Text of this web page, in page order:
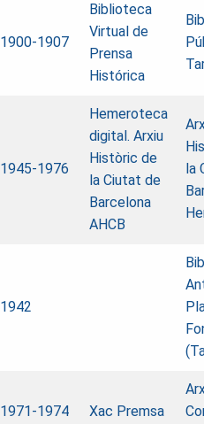
1900-1907
Biblioteca
Virtual de
Prensa
Histórica
1945-1976
Hemeroteca
digital. Arxiu
Històric de
la Ciutat de
Barcelona
AHCB
la
1942
1971-1974 Xac Premsa